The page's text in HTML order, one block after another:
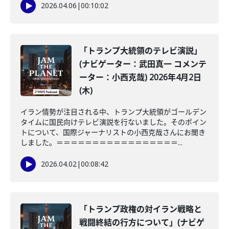
2026.04.06 |00:10:02
「トランプ大統領のテレビ演説」
(ナビゲーター：武田真一 コメンテ
ーター：小西克哉) 2026年4月2日
(木)
イラン情勢が注目される中、トランプ大統領がゴールデン
タイムに国民向けテレビ演説を行ないました。そのポイン
トについて、国際ジャーナリストの小西克哉さんにお聞き
しました。＝＝＝＝＝＝＝＝＝＝＝＝＝＝＝＝＝...
2026.04.02|00:08:42
「トランプ政権の対イラン戦略と
戦闘終結の行方について」(ナビゲ